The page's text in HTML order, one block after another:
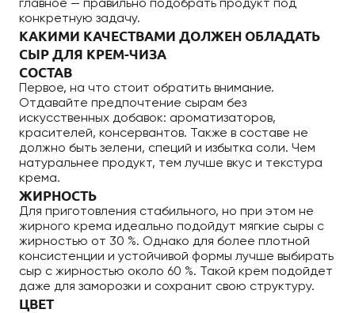
главное — правильно подобрать продукт под
конкретную задачу.
КАКИМИ КАЧЕСТВАМИ ДОЛЖЕН ОБЛАДАТЬ
СЫР ДЛЯ КРЕМ-ЧИЗА
СОСТАВ
Первое, на что стоит обратить внимание.
Отдавайте предпочтение сырам без
искусственных добавок: ароматизаторов,
красителей, консервантов. Также в составе не
должно быть зелени, специй и избытка соли. Чем
натуральнее продукт, тем лучше вкус и текстура
крема.
ЖИРНОСТЬ
Для приготовления стабильного, но при этом не
жирного крема идеально подойдут мягкие сыры с
жирностью от 30 %. Однако для более плотной
консистенции и устойчивой формы лучше выбирать
сыр с жирностью около 60 %. Такой крем подойдет
даже для заморозки и сохранит свою структуру.
ЦВЕТ